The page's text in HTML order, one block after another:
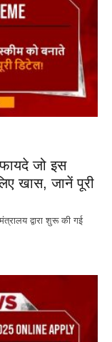
जो इस
खास, जानें पूरी
द्वारा शुरू की गई